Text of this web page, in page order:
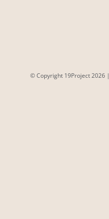
© Copyright 19Project2026 |